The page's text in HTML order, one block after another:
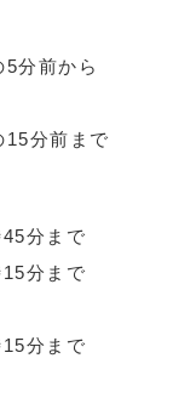
分前から
15分前まで
分まで
分まで
分まで